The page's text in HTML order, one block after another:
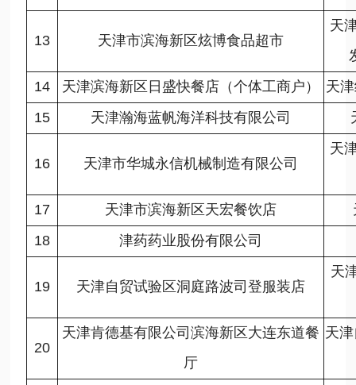
13 天津市滨海新区炫博食品超市
天
14
天津滨海新区日盛快餐店（个体工商户）
天
15
天津瀚海蓝帆海洋科技有限公司
16 天津市华城永信机械制造有限公司
天
17 天津市滨海新区天宏餐饮店
18
津药药业股份有限公司
19 天津自贸试验区洞庭路波司登服装店
天
20
天津肯德基有限公司滨海新区大连东道餐
厅
天